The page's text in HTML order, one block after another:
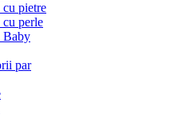
pietre
perle
Baby
par